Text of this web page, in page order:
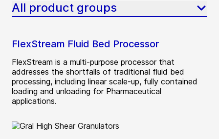
All product groups
FlexStream Fluid Bed Processor
FlexStream is a multi-purpose processor that
addresses the shortfalls of traditional fluid bed
processing, including linear scale-up, fully contained
loading and unloading for Pharmaceutical
applications.